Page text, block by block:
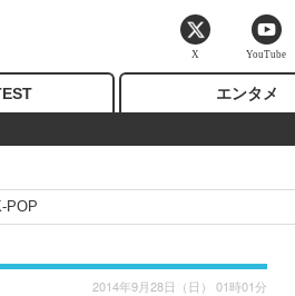
エンタメ
POP
2014年9月28日（日） 01時01分
X YouTube